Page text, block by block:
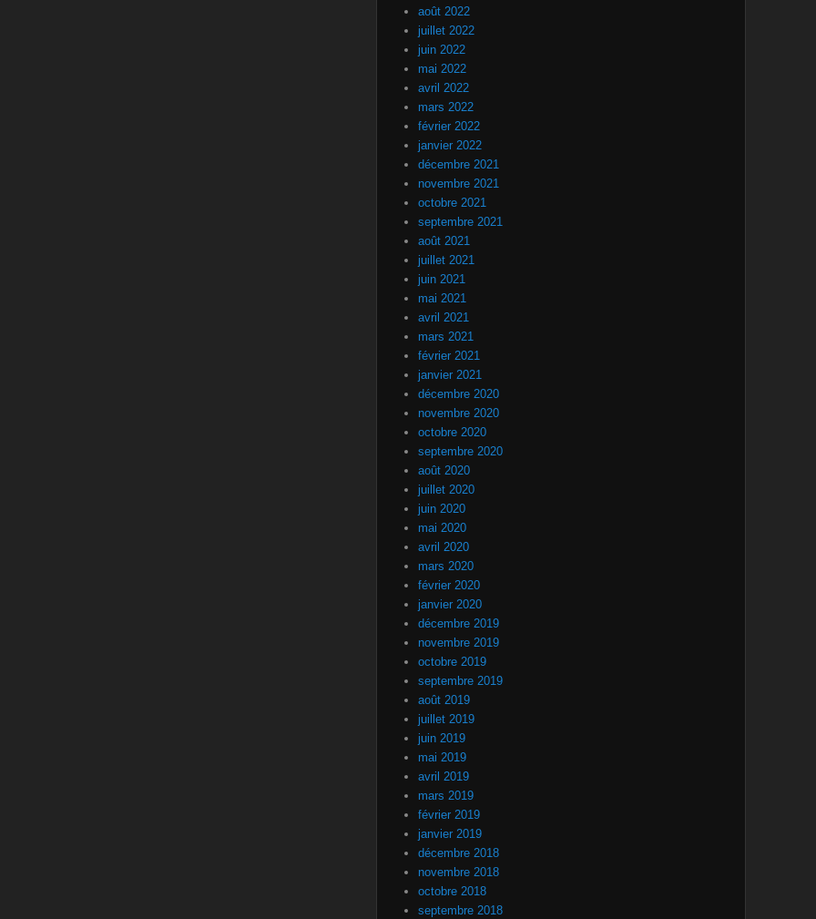
août 2022
juillet 2022
juin 2022
mai 2022
avril 2022
mars 2022
février 2022
janvier 2022
décembre 2021
novembre 2021
octobre 2021
septembre 2021
août 2021
juillet 2021
juin 2021
mai 2021
avril 2021
mars 2021
février 2021
janvier 2021
décembre 2020
novembre 2020
octobre 2020
septembre 2020
août 2020
juillet 2020
juin 2020
mai 2020
avril 2020
mars 2020
février 2020
janvier 2020
décembre 2019
novembre 2019
octobre 2019
septembre 2019
août 2019
juillet 2019
juin 2019
mai 2019
avril 2019
mars 2019
février 2019
janvier 2019
décembre 2018
novembre 2018
octobre 2018
septembre 2018